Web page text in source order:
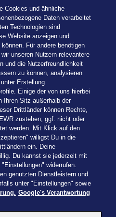
Animation LLC
Inc. All Rights Reserved
vorbehalten. Änderungen
Cookies und ähnliche
Daten verarbeitet
Technologien sind
Website anzeigen und
Für andere benötigen
unseren Nutzern relevantere
und die Nutzerfreundlichkeit
zu können, analysieren
Erstellung
Einige der von uns hierbei
Ihren Sitz außerhalb der
Drittländer können Rechte,
zustehen, ggf. nicht oder
werden. Mit Klick auf den
willigst Du in die
ein. Deine
Du kannst sie jederzeit mit
widerrufen.
genutzten Dienstleistern und
unter "Einstellungen" sowie
Google's Verantwortung